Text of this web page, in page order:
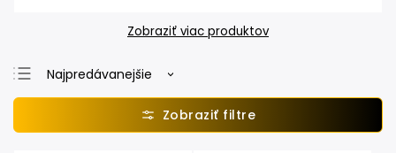
Zobraziť viac produktov
Najpredávanejšie
Najlacnejšie
Najdrahšie